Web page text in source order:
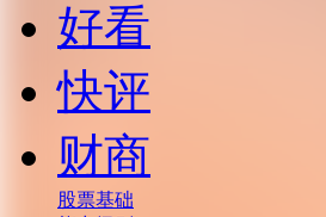
好看
快评
财商
股票基础